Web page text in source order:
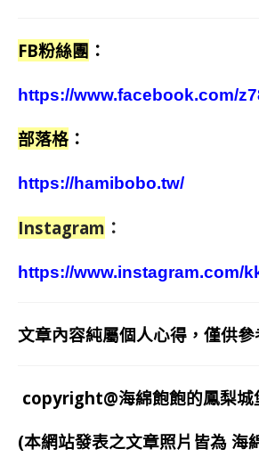
FB粉絲團 ：
https://www.facebook.com/
部落格 ：
https://hamibobo.tw/
Instagram ：
https://www.instagram.com/
文章內容純屬個人心得，僅供參
copyright@海綿飽飽的鳳梨城
(本網站發表之文章照片皆為 海